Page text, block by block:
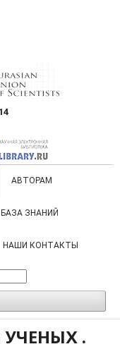
АВТОРАМ
БАЗА ЗНАНИЙ
НАШИ КОНТАКТЫ
.